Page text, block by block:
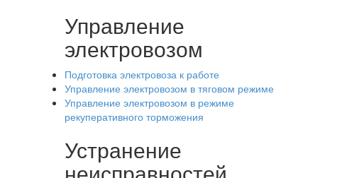
Управление
электровозом
Подготовка электровоза к работе
Управление электровозом в тяговом режиме
Управление электровозом в режиме
рекуперативного торможения
Устранение